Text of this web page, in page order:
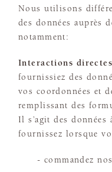
Nous utilisons
des données auprès
notamment:
Interactions directes
fournissiez des
vos coordonnées et
remplissant des
Il s’agit des données
fournissez lorsque
- commandez